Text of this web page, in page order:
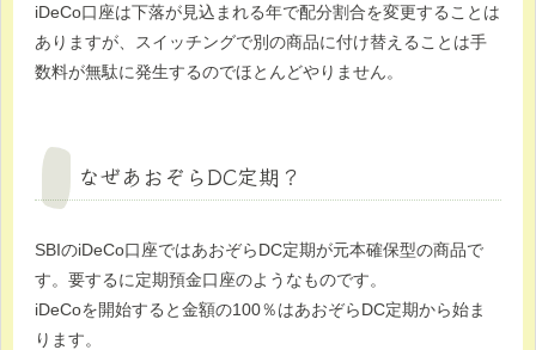
iDeCo口座は下落が見込まれる年で配分割合を変更することは
ありますが、スイッチングで別の商品に付け替えることは手
数料が無駄に発生するのでほとんどやりません。
なぜあおぞらDC定期？
SBIのiDeCo口座ではあおぞらDC定期が元本確保型の商品で
す。要するに定期預金口座のようなものです。
iDeCoを開始すると金額の100％はあおぞらDC定期から始ま
ります。